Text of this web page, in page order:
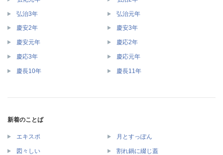
弘治3年 弘治元年
慶安2年 慶安3年
慶安元年 慶応2年
慶応3年 慶応元年
慶長10年 慶長11年
新着のことば
エキスポ 月とすっぽん
図々しい 割れ鍋に綴じ蓋